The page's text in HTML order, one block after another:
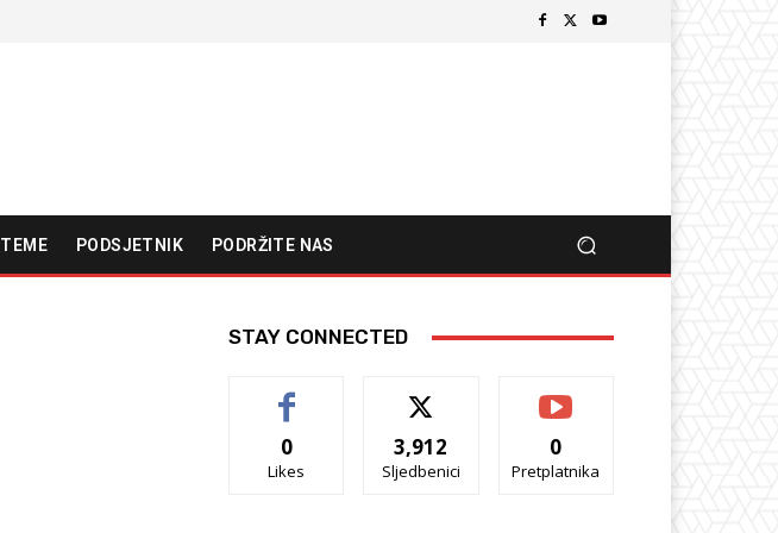
TEME PODSJETNIK PODRŽITE NAS
STAY CONNECTED
0
Likes
3,912
Sljedbenici
0
Pretplatnika